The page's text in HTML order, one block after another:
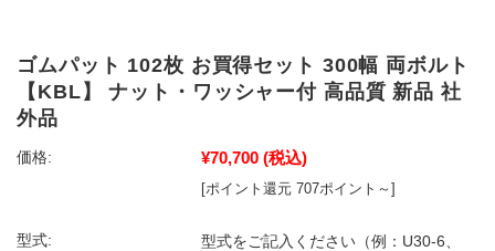
ゴムパット 102枚 お買得セット 300幅 両ボルト
【KBL】 ナット・ワッシャー付 高品質 新品 社
外品
価格: ¥70,700 (税込)
[ポイント還元 707ポイント～]
型式:
型式をご記入ください（例：U30-6、